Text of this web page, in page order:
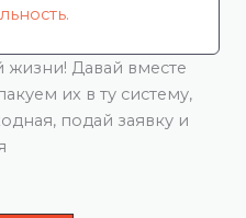
жизни! Давай вместе
их в ту систему,
подай заявку и